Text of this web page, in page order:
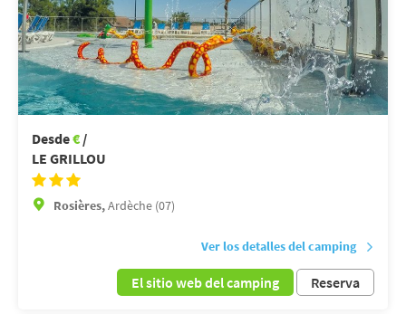
Desde€ /
LE GRILLOU
Rosières,Ardèche (07)
Ver los detalles del camping
El sitio web del camping Reserva